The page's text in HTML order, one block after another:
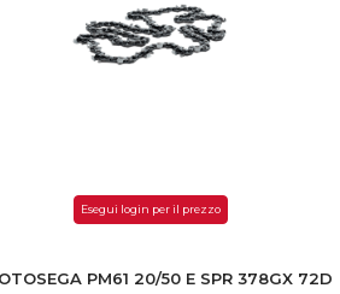
Esegui login per il prezzo
PM61 20/50 E SPR 378GX 72D